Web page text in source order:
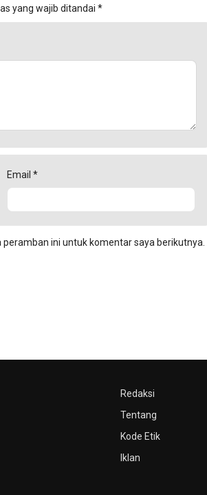
yang wajib ditandai *
Email *
ini untuk komentar saya berikutnya.
Redaksi
Tentang
Kode Etik
Iklan